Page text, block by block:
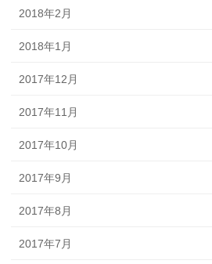
2018年2月
2018年1月
2017年12月
2017年11月
2017年10月
2017年9月
2017年8月
2017年7月